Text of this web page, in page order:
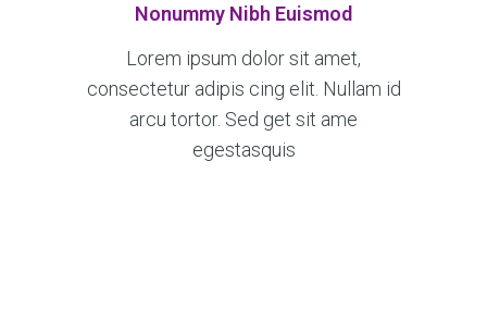
Nonummy Nibh Euismod
Lorem ipsum dolor sit amet,
consectetur adipis cing elit. Nullam id
arcu tortor. Sed get sit ame
egestasquis